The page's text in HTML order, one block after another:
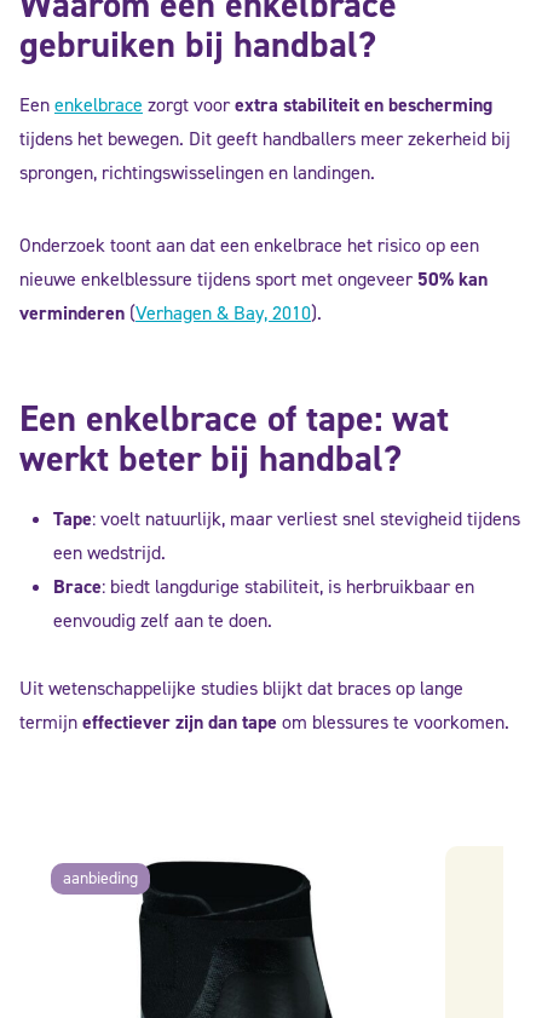
gebruiken bij handbal?
Eenenkelbrace zorgt voorextra stabiliteit en bescherming
tijdens het bewegen. Dit geeft handballers meer zekerheid bij
sprongen, richtingswisselingen en landingen.
Onderzoek toont aan dat een enkelbrace het risico op een
nieuwe enkelblessure tijdens sport met ongeveer50% kan
verminderen (Verhagen & Bay, 2010).
Een enkelbrace of tape: wat
werkt beter bij handbal?
Tape: voelt natuurlijk, maar verliest snel stevigheid tijdens
een wedstrijd.
Brace: biedt langdurige stabiliteit, is herbruikbaar en
eenvoudig zelf aan te doen.
Uit wetenschappelijke studies blijkt dat braces op lange
termijneffectiever zijn dan tape om blessures te voorkomen.
aanbieding